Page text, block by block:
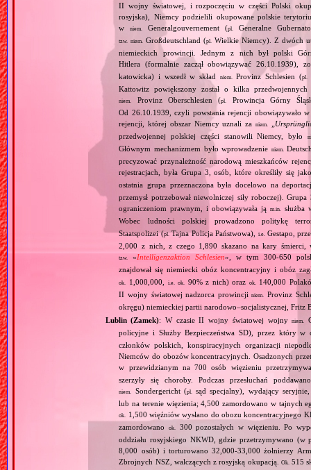
II wojny światowej, i rozpoczęciu w części Polski
rosyjska), Niemcy podzielili okupowane polskie
wniem. Generalgouvernement (pl. Generalne
tzw. niem. Großdeutschland (pl.
Wielkie Niemcy). Z dwóch
niemieckich prowincji. Jednym z nich był polski
Hitlera (formalnie zaczął obowiązywać 26.10.1939),
katowicka) i wszedł w skład
niem. Provinz Schlesien (pl.
Kattowitz powiększony został o kilka
niem. Provinz Oberschlesien (pl.
Prowincja Górny
Od 26.10.1939, czyli powstania rejencji obowiązywało
rejencji, której obszar Niemcy uznali za niem.
przedwojennej polskiej części stanowili Niemcy, było
Głównym mechanizmem było wprowadzenie niem.
precyzować przynależność narodową mieszkańców
rejestracjach, była Grupa 3, osób, które określiły się
ostatnia grupa przeznaczona była docelowo na
przemysł potrzebował niewolniczej siły roboczej).
ograniczeniom prawnym, i obowiązywała jąm.in.
służba
Wobec ludności polskiej prowadzono politykę
Staatspolizei (pl.Tajna Policja Państwowa), i.e. Gestapo,
2,000 z nich, z czego 1,890 skazano na kary śmierci,
tzw. «Intelligenzaktion Schlesien», w tym 300‐650
znajdował się niemiecki obóz koncentracyjny i obóz
ok. 1,000,000, i.e. ok. 90% z nich) oraz ok.
140,000
II wojny światowej nadzorca prowincjiniem.
Provinz
okręgu) niemieckiej partii narodowo–socjalistycznej, Fritz
Lublin (Zamek): W czasie II wojny światowej wojnyniem.
policyjne i Służby Bezpieczeństwa SD), przez który w
członków polskich, konspiracyjnych organizacji
Niemców do obozów koncentracyjnych. Osadzonych
w przewidzianym na 700 osób więzieniu
szerzyły się choroby. Podczas przesłuchań
niem. Sondergericht (pl.
sąd specjalny), wydający
lub na terenie więzienia; 4,500 zamordowano w tajnych
ok.
1,500 więźniów wysłano do obozu koncentracyjnego
zamordowanook.
300 pozostałych w więzieniu. Po
oddziału rosyjskiego NKWD, gdzie przetrzymywano
8,000 osób) i torturowano 32,000‐33,000 żołnierzy
Zbrojnych NSZ, walczących z rosyjską okupacją.
Ok. 515